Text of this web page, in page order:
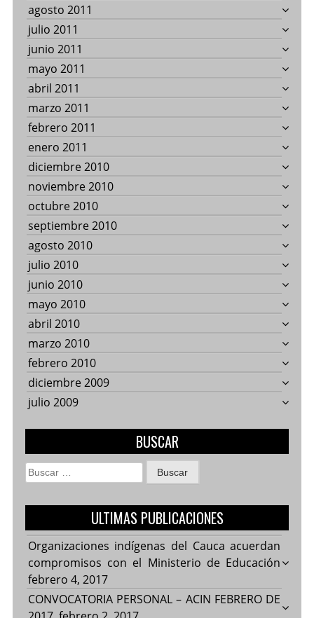
agosto 2011
julio 2011
junio 2011
mayo 2011
abril 2011
marzo 2011
febrero 2011
enero 2011
diciembre 2010
noviembre 2010
octubre 2010
septiembre 2010
agosto 2010
julio 2010
junio 2010
mayo 2010
abril 2010
marzo 2010
febrero 2010
diciembre 2009
julio 2009
BUSCAR
Buscar:
ULTIMAS PUBLICACIONES
Organizaciones indígenas del Cauca acuerdan
compromisos con el Ministerio de Educación
febrero 4, 2017
CONVOCATORIA PERSONAL – ACIN FEBRERO DE